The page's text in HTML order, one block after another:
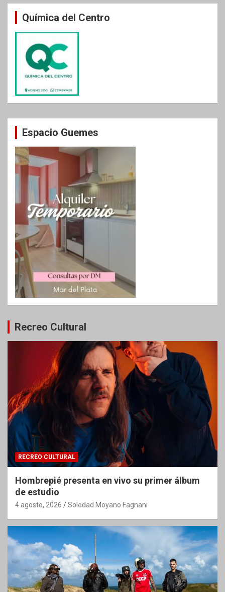
Química del Centro
Espacio Guemes
Recreo Cultural
RECREO CULTURAL
Hombrepié presenta en vivo su primer álbum
de estudio
4 agosto, 2026 Soledad Moyano Fagnani